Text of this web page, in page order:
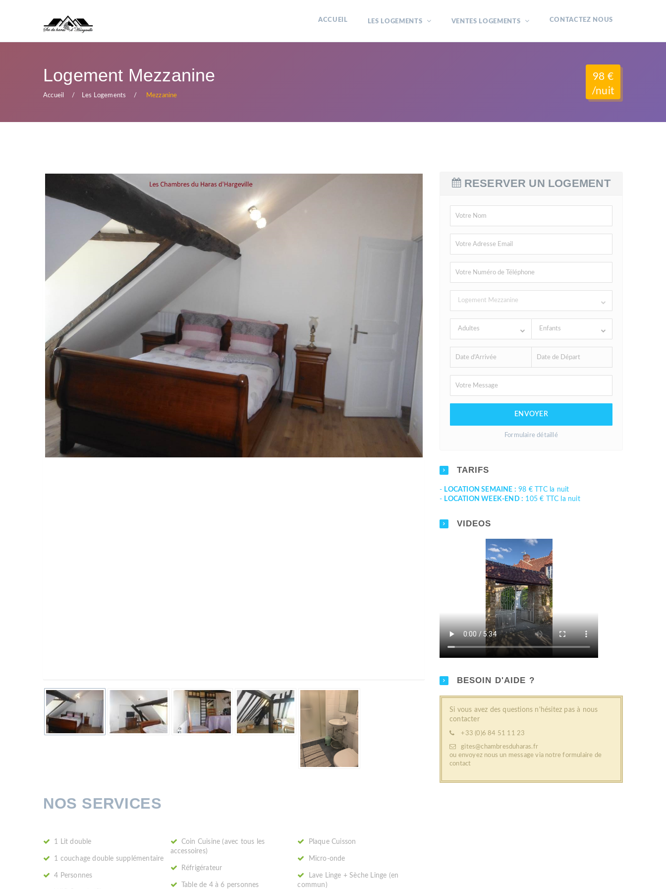
ACCUEIL LES LOGEMENTS VENTES LOGEMENTS CONTACTEZ NOUS
Logement Mezzanine
Accueil Les Logements Mezzanine
98 €
/nuit
NOS SERVICES
1 Lit double
1 couchage double supplémentaire
4 Personnes
Coin Cuisine (avec tous les
accessoires)
Réfrigérateur
Table de 4 à 6 personnes
Plaque Cuisson
Micro-onde
Lave Linge + Sèche Linge (en
commun)
RESERVER UN LOGEMENT
Logement Mezzanine
Adultes Enfants
ENVOYER
Formulaire détaillé
TARIFS
- LOCATION SEMAINE : 98 € TTC la nuit
- LOCATION WEEK-END : 105 € TTC la nuit
VIDEOS
BESOIN D'AIDE ?
Si vous avez des questions n'hésitez pas à nous
contacter
+33 (0)6 84 51 11 23
gites@chambresduharas.fr
ou envoyez nous un message via notreformulaire de
contact